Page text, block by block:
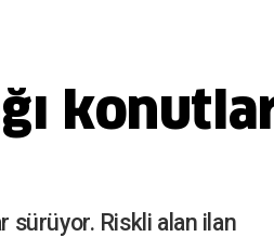
sürüyor. Riskli alan ilan